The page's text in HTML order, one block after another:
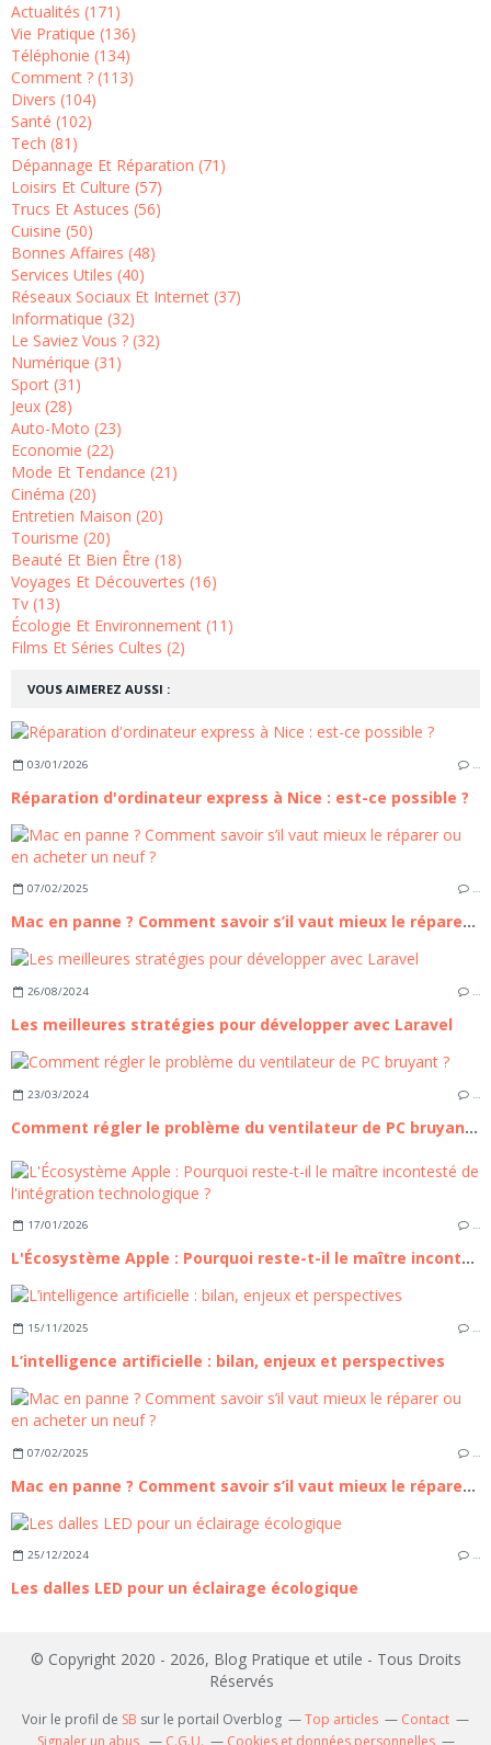
VOUS AIMEREZ AUSSI :
03/01/2026 …
Réparation d'ordinateur express à Nice : est-ce possible ?
07/02/2025 …
Mac en panne ? Comment savoir s’il vaut mieux le réparer ou en acheter un neuf ?
26/08/2024 …
Les meilleures stratégies pour développer avec Laravel
23/03/2024 …
Comment régler le problème du ventilateur de PC bruyant ?
17/01/2026 …
L'Écosystème Apple : Pourquoi reste-t-il le maître incontesté de l'intégration technologique ?
15/11/2025 …
L’intelligence artificielle : bilan, enjeux et perspectives
07/02/2025
Mac en panne ? Comment savoir s’il vaut mieux le réparer ou en acheter un neuf ?
25/12/2024 …
Les dalles LED pour un éclairage écologique
Actualités (171)
Vie Pratique (136)
Téléphonie (134)
Comment ? (113)
Divers (104)
Santé (102)
Tech (81)
Dépannage Et Réparation (71)
Loisirs Et Culture (57)
Trucs Et Astuces (56)
Cuisine (50)
Bonnes Affaires (48)
Services Utiles (40)
Réseaux Sociaux Et Internet (37)
Informatique (32)
Le Saviez Vous ? (32)
Numérique (31)
Sport (31)
Jeux (28)
Auto-Moto (23)
Economie (22)
Mode Et Tendance (21)
Cinéma (20)
Entretien Maison (20)
Tourisme (20)
Beauté Et Bien Être (18)
Voyages Et Découvertes (16)
Tv (13)
Écologie Et Environnement (11)
Films Et Séries Cultes (2)
© Copyright 2020 - 2026, Blog Pratique et utile - Tous Droits
Réservés
Voir le profil de SB sur le portail Overblog Top articles
Contact